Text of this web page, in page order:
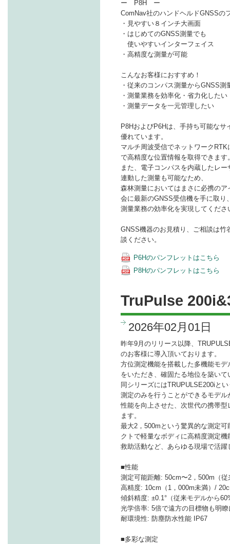
ー P8H ー
ComNav社のハンドヘルドGNSSの
・見やすい８インチ大画面
・はじめてのGNSS測量でも
使いやすいインターフェイス
・高精度な測量が可能
こんなお客様におすすめ！
・従来のコンパス測量からGNSS
・測量業務を効率化・省力化したい
・測量データを一元管理したい
P8HおよびP6Hは、手持ち可能な
優れています。
マルチ周波受信でネットワーク
で高精度な位置情報を取得できます
また、電子コンパスを内蔵したレ
連動した測量も可能なため、
森林測量においてはまさに必携の
会に最新のGNSS受信機を手に取り
測量業務の効率化を実現してくださ
GNSS機器のお見積り、ご相談は竹
談ください。
P6Hのパンフレットはこちら
P8Hのパンフレットはこちら
TruPulse
2026年02月01日
昨年9月のリリース以降、
のお客様に導入頂いております。
方位測定機能を搭載した多機能モ
をいただき、確固たる地位を築いて
同シリーズにはTRUPULSE200iと
測定のみを行うことができるモデ
性能を向上させた、次世代の携帯
ます。
最大2，500mという驚異的な測定
クトで軽量なボディに高精度測定
救助活動など、あらゆる現場で活躍
■性能
測定可能距離: 50cm〜2，500m（
高精度: 10cm（1，000m未満）/
傾斜精度: ±0.1°（従来モデルから
光学倍率: 5倍で遠方の目標物も明瞭
耐環境性: 防塵防水性能 IP67
■多彩な測定